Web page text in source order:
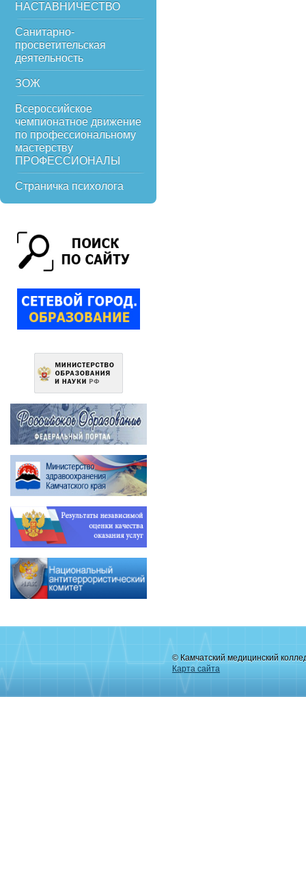
НАСТАВНИЧЕСТВО
Санитарно-
просветительская
деятельность
ЗОЖ
Всероссийское
чемпионатное движение
по профессиональному
мастерству
ПРОФЕССИОНАЛЫ
Страничка психолога
© Камчатский медицинский
Карта сайта